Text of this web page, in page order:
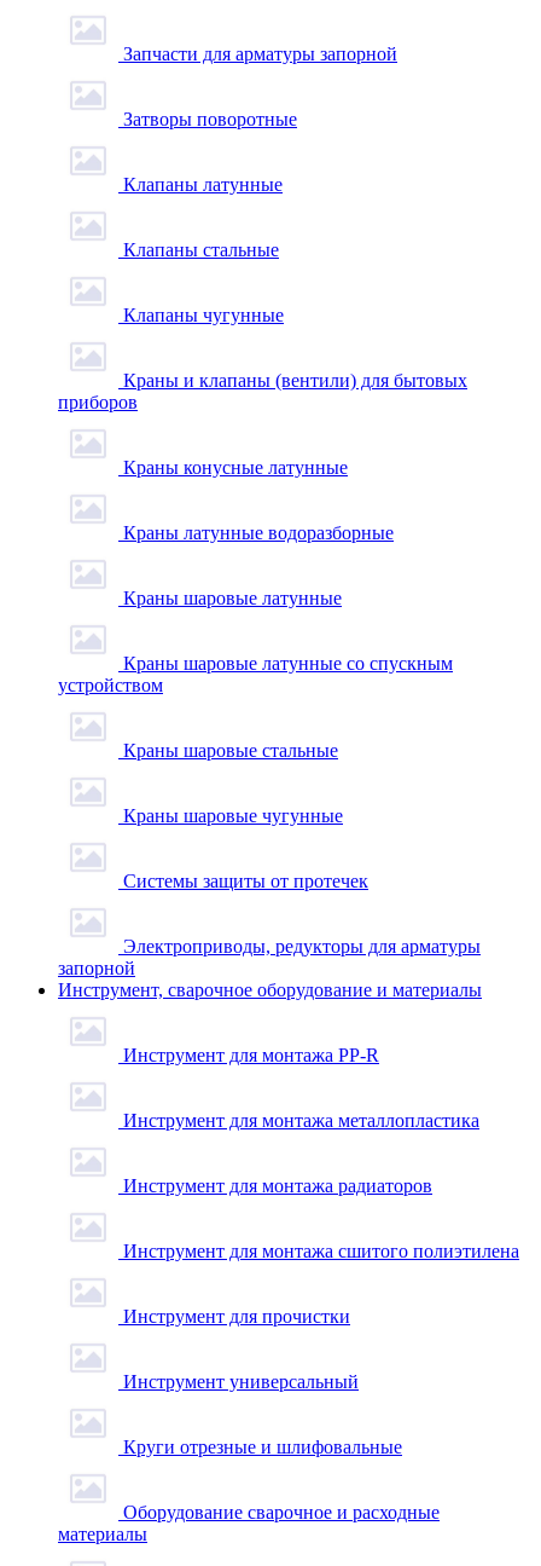
Запчасти для арматуры запорной
Затворы поворотные
Клапаны латунные
Клапаны стальные
Клапаны чугунные
Краны и клапаны (вентили) для бытовых
приборов
Краны конусные латунные
Краны латунные водоразборные
Краны шаровые латунные
Краны шаровые латунные со спускным
устройством
Краны шаровые стальные
Краны шаровые чугунные
Системы защиты от протечек
Электроприводы, редукторы для арматуры
запорной
Инструмент, сварочное оборудование и материалы
Инструмент для монтажа PP-R
Инструмент для монтажа металлопластика
Инструмент для монтажа радиаторов
Инструмент для монтажа сшитого полиэтилена
Инструмент для прочистки
Инструмент универсальный
Круги отрезные и шлифовальные
Оборудование сварочное и расходные
материалы